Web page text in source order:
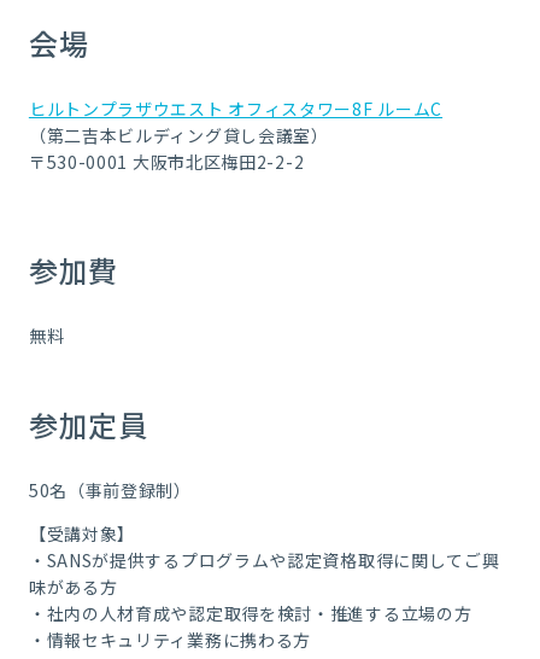
会場
ヒルトンプラザウエスト オフィスタワー8F ルームC
（第二吉本ビルディング貸し会議室）
〒530-0001 大阪市北区梅田2-2-2
参加費
無料
参加定員
50名（事前登録制）
【受講対象】
・SANSが提供するプログラムや認定資格取得に関してご興
味がある方
・社内の人材育成や認定取得を検討・推進する立場の方
・情報セキュリティ業務に携わる方